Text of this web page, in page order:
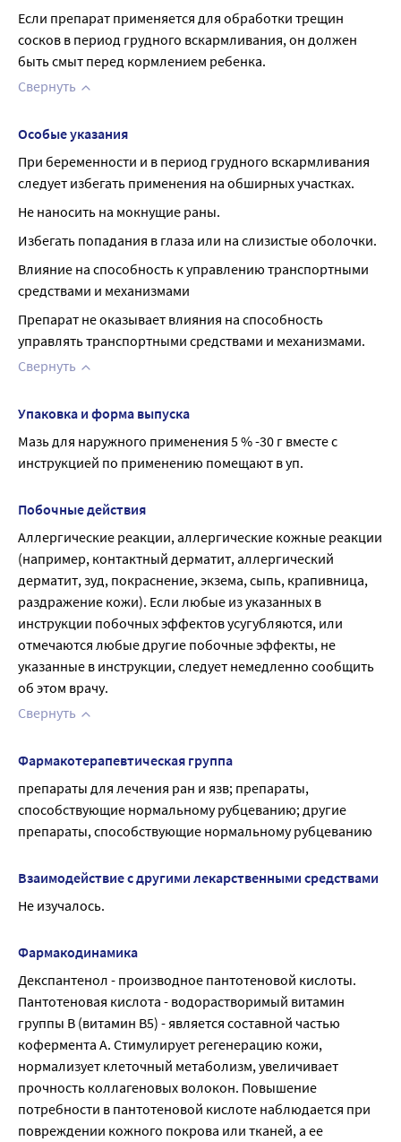
Если препарат применяется для обработки трещин
сосков в период грудного вскармливания, он должен
быть смыт перед кормлением ребенка.
Свернуть
Особые указания
При беременности и в период грудного вскармливания
следует избегать применения на обширных участках.
Не наносить на мокнущие раны.
Избегать попадания в глаза или на слизистые оболочки.
Влияние на способность к управлению транспортными
средствами и механизмами
Препарат не оказывает влияния на способность
управлять транспортными средствами и механизмами.
Свернуть
Упаковка и форма выпуска
Мазь для наружного применения 5 % -30 г вместе с
инструкцией по применению помещают в уп.
Побочные действия
Аллергические реакции, аллергические кожные реакции
(например, контактный дерматит, аллергический
дерматит, зуд, покраснение, экзема, сыпь, крапивница,
раздражение кожи). Если любые из указанных в
инструкции побочных эффектов усугубляются, или
отмечаются любые другие побочные эффекты, не
указанные в инструкции, следует немедленно сообщить
об этом врачу.
Свернуть
Фармакотерапевтическая группа
препараты для лечения ран и язв; препараты,
способствующие нормальному рубцеванию; другие
препараты, способствующие нормальному рубцеванию
Взаимодействие с другими лекарственными средствами
Не изучалось.
Фармакодинамика
Декспантенол - производное пантотеновой кислоты.
Пантотеновая кислота - водорастворимый витамин
группы В (витамин B5) - является составной частью
кофермента А. Стимулирует регенерацию кожи,
нормализует клеточный метаболизм, увеличивает
прочность коллагеновых волокон. Повышение
потребности в пантотеновой кислоте наблюдается при
повреждении кожного покрова или тканей, а ее